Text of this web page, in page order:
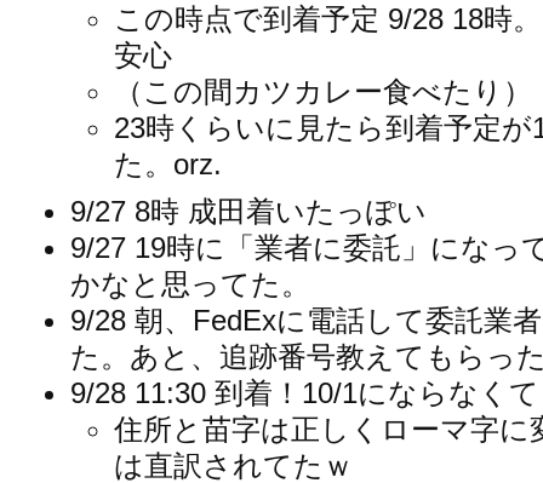
この時点で到着予定 9/28 18時
安心
（この間カツカレー食べたり）
23時くらいに見たら到着予定
た。orz.
9/27 8時 成田着いたっぽい
9/27 19時に「業者に委託」になっ
かなと思ってた。
9/28 朝、FedExに電話して委託業
た。あと、追跡番号教えてもらっ
9/28 11:30 到着！10/1にならなく
住所と苗字は正しくローマ字
は直訳されてたｗ